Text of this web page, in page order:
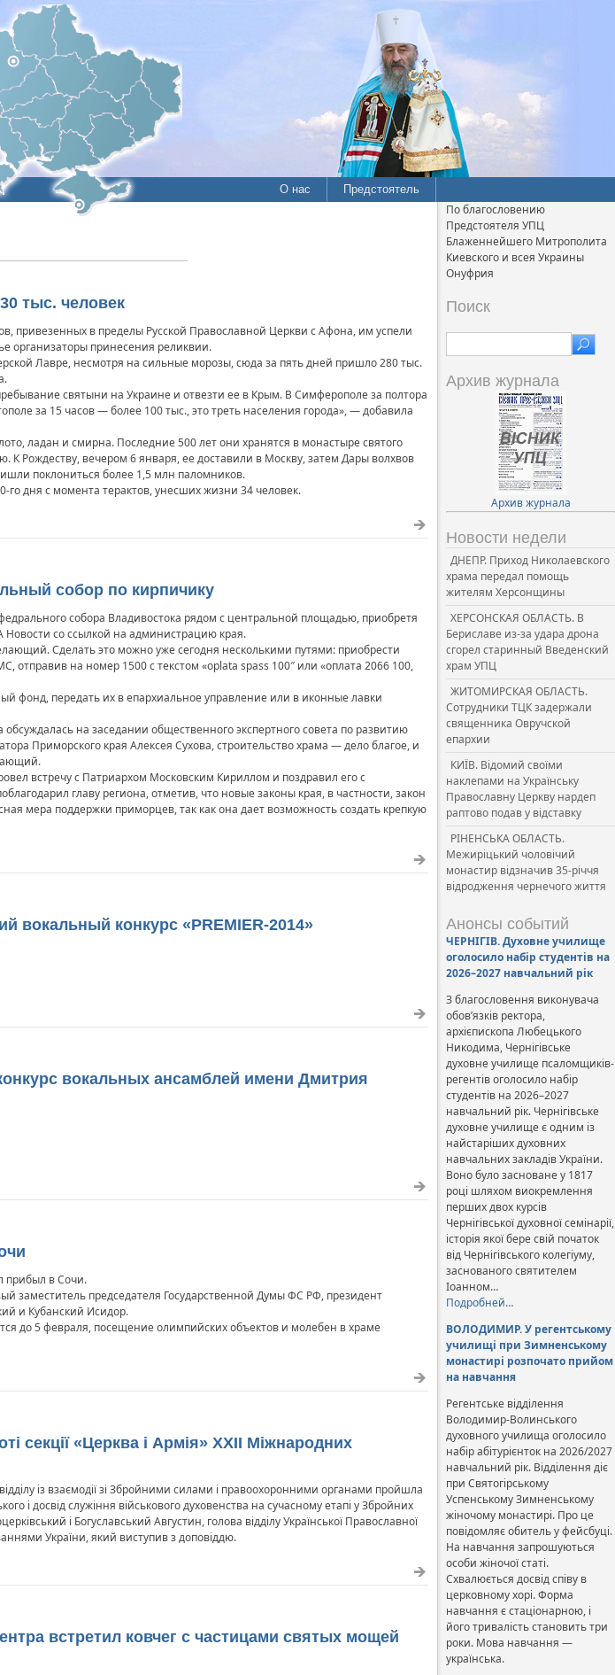
О нас Предстоятель
тыс. человек
привезенных в пределы Русской Православной Церкви с Афона, им успели
организаторы принесения реликвии.
Лавре, несмотря на сильные морозы, сюда за пять дней пришло 280 тыс.
святыни на Украине и отвезти ее в Крым. В Симферополе за полтора
за 15 часов — более 100 тыс., это треть населения города», — добавила
ладан и смирна. Последние 500 лет они хранятся в монастыре святого
Рождеству, вечером 6 января, ее доставили в Москву, затем Дары волхвов
поклониться более 1,5 млн паломников.
го дня с момента терактов, унесших жизни 34 человек.
собор по кирпичику
собора Владивостока рядом с центральной площадью, приобретя
Новости со ссылкой на администрацию края.
Сделать это можно уже сегодня несколькими путями: приобрести
отправив на номер 1500 с текстом «oplata spass 100″ или «оплата 2066 100,
фонд, передать их в епархиальное управление или в иконные лавки
на заседании общественного экспертного совета по развитию
Приморского края Алексея Сухова, строительство храма — дело благое, и
встречу с Патриархом Московским Кириллом и поздравил его с
главу региона, отметив, что новые законы края, в частности, закон
мера поддержки приморцев, так как она дает возможность создать крепкую
вокальный конкурс «PREMIER-2014»
вокальных ансамблей имени Дмитрия
прибыл в Сочи.
заместитель председателя Государственной Думы ФС РФ, президент
и Кубанский Исидор.
до 5 февраля, посещение олимпийских объектов и молебен в храме
секції «Церква і Армія» XXII Міжнародних
із взаємодії зі Збройними силами і правоохоронними органами пройшла
і досвід служіння військового духовенства на сучасному етапі у Збройних
і Богуславський Августин, голова відділу Української Православної
України, який виступив з доповіддю.
встретил ковчег с частицами святых мощей
По благословению
Предстоятеля УПЦ
Блаженнейшего Митрополита
Киевского и всея Украины
Онуфрия
Поиск
Архив журнала
Архив журнала
Новости недели
ДНЕПР. Приход Николаевского
храма передал помощь
жителям Херсонщины
ХЕРСОНСКАЯ ОБЛАСТЬ. В
Бериславе из-за удара дрона
сгорел старинный Введенский
храм УПЦ
ЖИТОМИРСКАЯ ОБЛАСТЬ.
Сотрудники ТЦК задержали
священника Овручской
епархии
КИЇВ. Відомий своїми
наклепами на Українську
Православну Церкву нардеп
раптово подав у відставку
РІНЕНСЬКА ОБЛАСТЬ.
Межиріцький чоловічий
монастир відзначив 35-річчя
відродження чернечого життя
Анонсы событий
ЧЕРНІГІВ. Духовне училище
оголосило набір студентів на
2026–2027 навчальний рік
З благословення виконувача
обов’язків ректора,
архієпископа Любецького
Никодима, Чернігівське
духовне училище псаломщиків-
регентів оголосило набір
студентів на 2026–2027
навчальний рік. Чернігівське
духовне училище є одним із
найстаріших духовних
навчальних закладів України.
Воно було засноване у 1817
році шляхом виокремлення
перших двох курсів
Чернігівської духовної семінарії,
історія якої бере свій початок
від Чернігівського колегіуму,
заснованого святителем
Іоанном…
Подробней…
ВОЛОДИМИР. У регентському
училищі при Зимненському
монастирі розпочато прийом
на навчання
Регентське відділення
Володимир-Волинського
духовного училища оголосило
набір абітурієнток на 2026/2027
навчальний рік. Відділення діє
при Святогірському
Успенському Зимненському
жіночому монастирі. Про це
повідомляє обитель у фейсбуці.
На навчання запрошуються
особи жіночої статі.
Схвалюється досвід співу в
церковному хорі. Форма
навчання є стаціонарною, і
його тривалість становить три
роки. Мова навчання —
українська.